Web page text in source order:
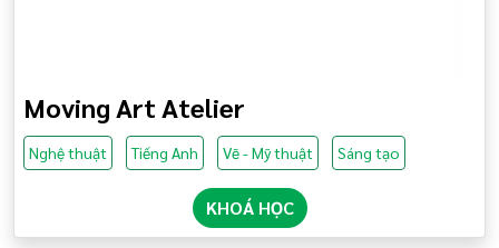
Moving Art Atelier
Nghệ thuật Tiếng Anh Vẽ - Mỹ thuật Sáng tạo
KHOÁ HỌC